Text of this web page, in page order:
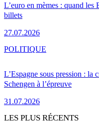
L’euro en mèmes : quand les
billets
27.07.2026
L’Espagne sous pression : la
Schengen à l’épreuve
31.07.2026
POLITIQUE
LES PLUS RÉCENTS